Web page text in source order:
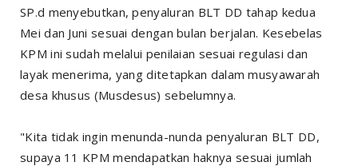
SP.d menyebutkan, penyaluran BLT DD tahap kedua
Mei dan Juni sesuai dengan bulan berjalan. Kesebelas
KPM ini sudah melalui penilaian sesuai regulasi dan
layak menerima, yang ditetapkan dalam musyawarah
desa khusus (Musdesus) sebelumnya.
"Kita tidak ingin menunda-nunda penyaluran BLT DD,
supaya 11 KPM mendapatkan haknya sesuai jumlah